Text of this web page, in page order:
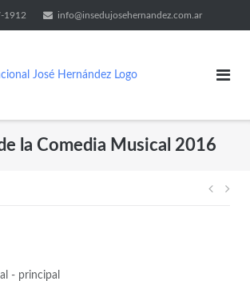
1912 info@insedujosehernandez.com.ar
la Comedia Musical 2016